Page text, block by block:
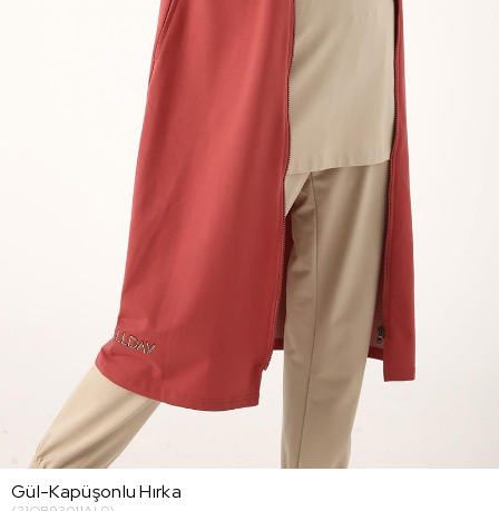
Gül-Kapüşonlu Hırka